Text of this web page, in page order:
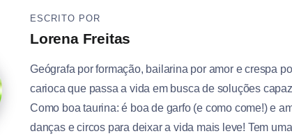
ESCRITO POR
Lorena Freitas
Geógrafa por formação, bailarina por amor e crespa
carioca que passa a vida em busca de soluções
Como boa taurina: é boa de garfo (e como come!) e
danças e circos para deixar a vida mais leve! Tem